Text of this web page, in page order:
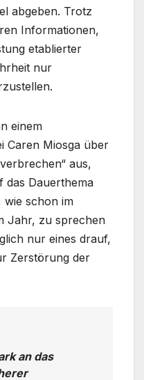
abgeben. Trotz
Informationen,
etablierter
nur
einem
Caren Miosga über
aus,
das Dauerthema
wie schon im
Jahr, zu sprechen
nur eines drauf,
Zerstörung der
an das